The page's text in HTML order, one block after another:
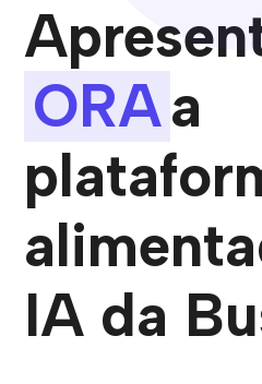
ORAa
IA da